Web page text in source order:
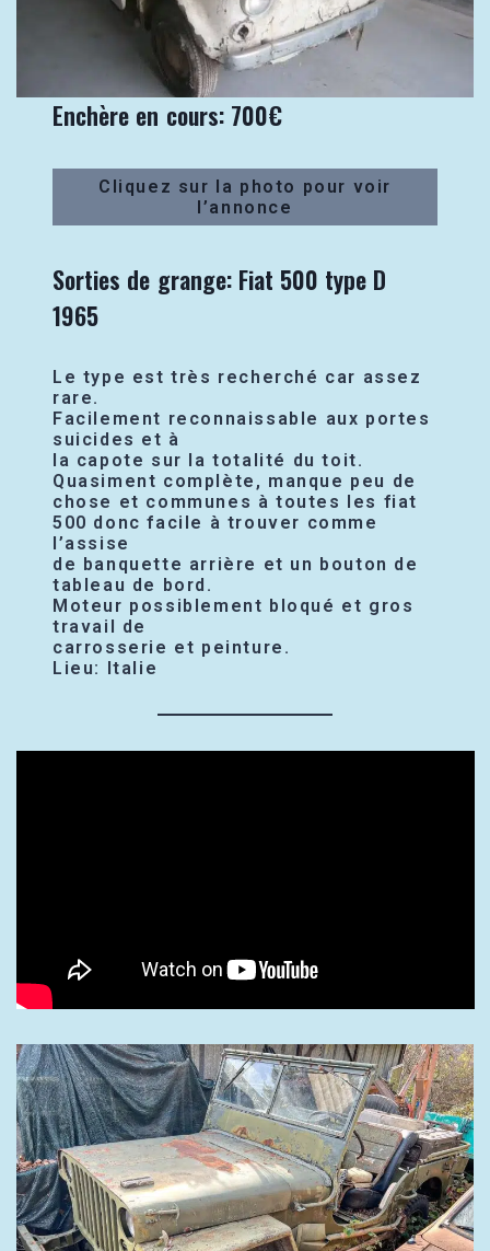
Enchère en cours: 700€
Cliquez sur la photo pour voir
l’annonce
Sorties de grange: Fiat 500 type D
1965
Le type est très recherché car assez
rare.
Facilement reconnaissable aux portes
suicides et à
la capote sur la totalité du toit.
Quasiment complète, manque peu de
chose et communes à toutes les fiat
500 donc facile à trouver comme
l’assise
de banquette arrière et un bouton de
tableau de bord.
Moteur possiblement bloqué et gros
travail de
carrosserie et peinture.
Lieu: Italie